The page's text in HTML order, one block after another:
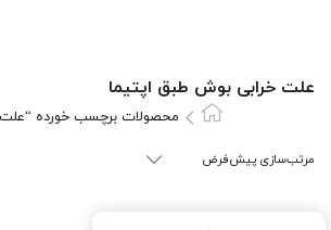
علت خرابی بوش طبق اپتیما
محصولات برچسب خورده “علت